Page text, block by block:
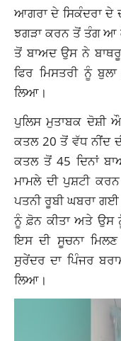
ਆਗਰਾ ਦੇ ਸਿਕੰਦਰਾ ਦੇ
ਝਗੜਾ ਕਰਨ ਤੋਂ ਤੰਗ ਆ
ਤੋਂ ਬਾਅਦ ਉਸ ਨੇ
ਫਿਰ ਮਿਸਤਰੀ ਨੂੰ
ਲਿਆ।
ਪੁਲਿਸ ਮੁਤਾਬਕ ਦੋਸ਼ੀ
ਕਤਲ 20 ਤੋਂ ਵੱਧ ਨੀਂਦ
ਕਤਲ ਤੋਂ 45 ਦਿਨਾਂ
ਮਾਮਲੇ ਦੀ ਪੁਸ਼ਟੀ
ਪਤਨੀ ਰੂਬੀ ਘਬਰਾ
ਨੂੰ ਫ਼ੋਨ ਕੀਤਾ ਅਤੇ ਉਸ
ਇਸ ਦੀ ਸੂਚਨਾ
ਸੁਰੇਂਦਰ ਦਾ ਪਿੰਜਰ
ਲਿਆ।